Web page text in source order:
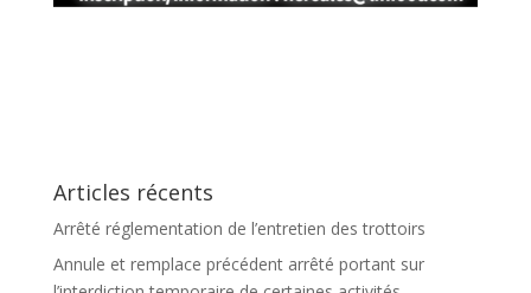
Articles récents
Arrêté réglementation de l’entretien des trottoirs
Annule et remplace précédent arrêté portant sur